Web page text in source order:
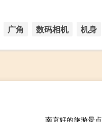
广角 数码相机 机身
南京好的旅游景点